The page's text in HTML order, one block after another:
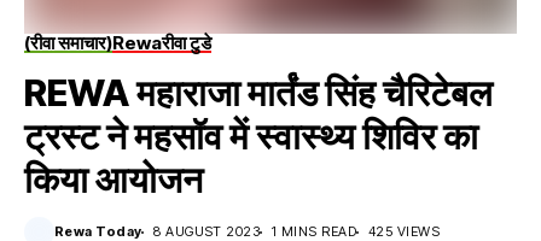
(रीवा समाचार)Rewaरीवा टुडे
REWA महाराजा मार्तंड सिंह चैरिटेबल
ट्रस्ट ने महसॉव में स्वास्थ्य शिविर का
किया आयोजन
Rewa Today 8 AUGUST 2023 1 MINS READ 425 VIEWS